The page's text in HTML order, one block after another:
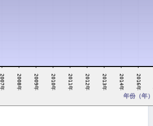
2007年 2008年 2009年 2010年 2011年 2012年 2013年 2014年 2016年
年份（年）